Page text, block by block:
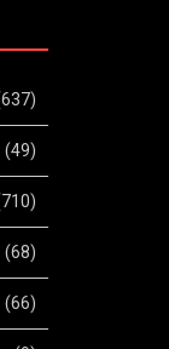
(49)
(68)
(66)